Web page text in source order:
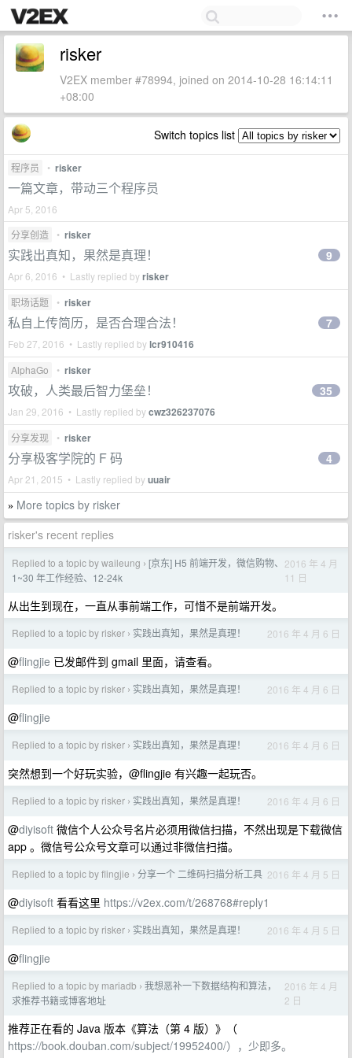
risker
V2EX member #78994, joined on 2014-10-28 16:14:11
+08:00
Switch topics list
程序员 • risker
一篇文章，带动三个程序员
Apr 5, 2016
分享创造
• risker
实践出真知，果然是真理！
Apr 6, 2016 • Lastly replied byrisker
9
职场话题 • risker
私自上传简历，是否合理合法！
Feb 27, 2016 • Lastly replied bylcr910416
7
AlphaGo • risker
攻破，人类最后智力堡垒！
Jan 29, 2016 • Lastly replied bycwz326237076
35
分享发现 • risker
分享极客学院的 F 码
Apr 21, 2015 • Lastly replied byuuair
4
» More topics by risker
risker's recent replies
Replied to a topic by waileung › [京东] H5 前端开发，微信购物、
1~30 年工作经验、12-24k
2016 年 4 月
11 日
从出生到现在，一直从事前端工作，可惜不是前端开发。
Replied to a topic by risker › 实践出真知，果然是真理！ 2016 年 4 月 6 日
@flingjie 已发邮件到 gmail 里面，请查看。
Replied to a topic by risker › 实践出真知，果然是真理！ 2016 年 4 月 6 日
@flingjie
Replied to a topic by risker › 实践出真知，果然是真理！ 2016 年 4 月 6 日
突然想到一个好玩实验，@flingjie 有兴趣一起玩否。
Replied to a topic by risker › 实践出真知，果然是真理！ 2016 年 4 月 6 日
@diyisoft 微信个人公众号名片必须用微信扫描，不然出现是下载微信
app 。微信号公众号文章可以通过非微信扫描。
Replied to a topic by flingjie › 分享一个 二维码扫描分析工具 2016 年 4 月 5 日
@diyisoft 看看这里 https://v2ex.com/t/268768#reply1
Replied to a topic by risker › 实践出真知，果然是真理！ 2016 年 4 月 5 日
@flingjie
Replied to a topic by mariadb › 我想恶补一下数据结构和算法，
求推荐书籍或博客地址
2016 年 4 月
2 日
推荐正在看的 Java 版本《算法（第 4 版）》（
https://book.douban.com/subject/19952400/），少即多。